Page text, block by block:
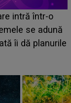
intră într-o
se adună
îi dă planurile